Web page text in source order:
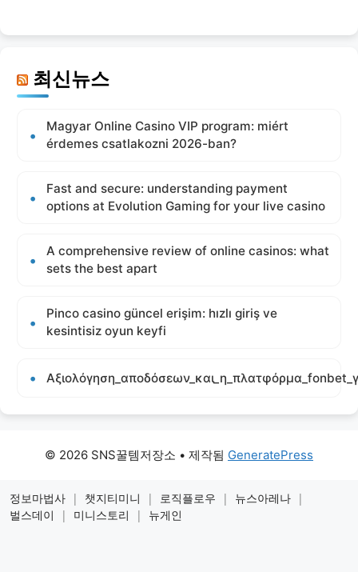
최신뉴스
Magyar Online Casino VIP program: miért
érdemes csatlakozni 2026-ban?
Fast and secure: understanding payment
options at Evolution Gaming for your live casino
A comprehensive review of online casinos: what
sets the best apart
Pinco casino güncel erişim: hızlı giriş ve
kesintisiz oyun keyfi
© 2026 SNS꿀템저장소 • 제작됨 GeneratePress
정보마법사 | 챗지티미니 | 로직플로우 | 뉴스아레나 |
벌스데이
| 미니스토리 | 뉴게인